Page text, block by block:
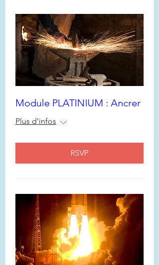
Module PLATINIUM : Ancrer
Plus d'infos
RSVP